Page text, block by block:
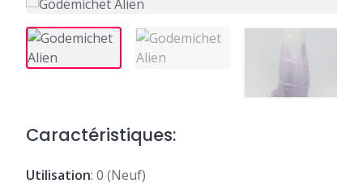
Caractéristiques:
Utilisation: 0 (Neuf)